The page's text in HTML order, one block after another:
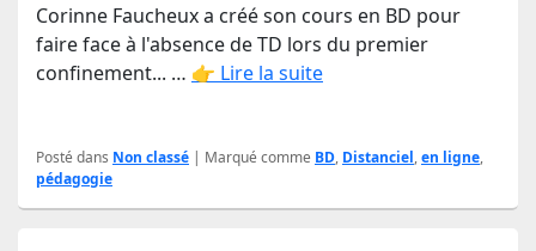
Corinne Faucheux a créé son cours en BD pour
faire face à l'absence de TD lors du premier
confinement... … 👉 Lire la suite
Posté dans Non classé | Marqué comme BD, Distanciel,en ligne,
pédagogie